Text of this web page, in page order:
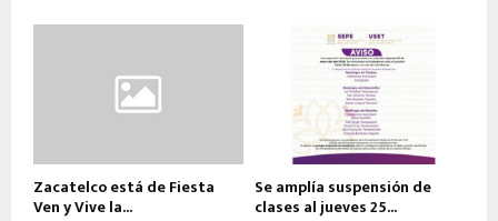
Zacatelco está de Fiesta
Ven y Vive la...
Se amplía suspensión de
clases al jueves 25...